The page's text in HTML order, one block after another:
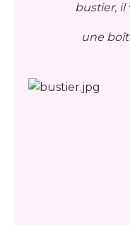
bustier, il
une